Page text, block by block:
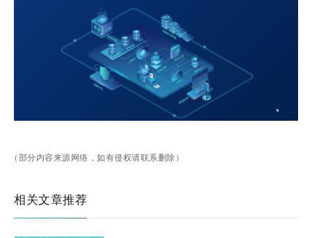
（部分内容来源网络，如有侵权请联系删除）
相关文章推荐